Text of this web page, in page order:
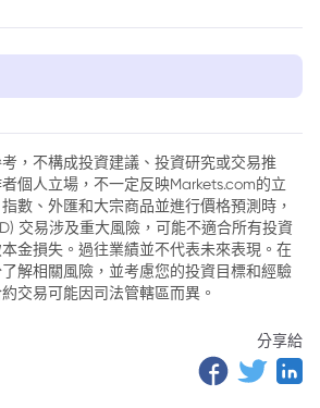
，不構成投資建議、投資研究或交易推
個人立場，不一定反映Markets.com的立
數、外匯和大宗商品並進行價格預測時，
交易涉及重大風險，可能不適合所有投資
金損失。過往業績並不代表未來表現。在
解相關風險，並考慮您的投資目標和經驗
交易可能因司法管轄區而異。
分享給